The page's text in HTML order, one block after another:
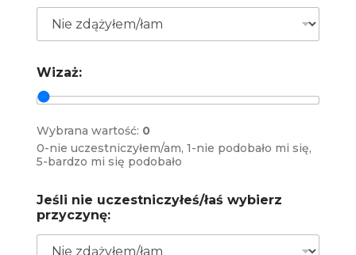
Wizaż:
Wybrana wartość: 0
0-nie uczestniczyłem/am, 1-nie podobało mi się,
5-bardzo mi się podobało
Jeśli nie uczestniczyłeś/łaś wybierz
przyczynę: